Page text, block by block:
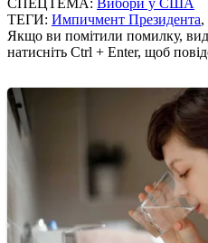
ТЕГИ: Импичмент Президента,
Якщо ви помітили помилку,
натисніть Ctrl + Enter, щоб